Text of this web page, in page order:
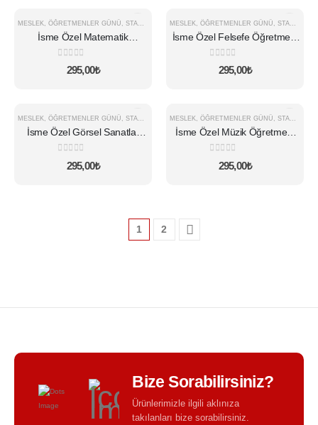
MESLEK ÖĞRETMENLER GÜNÜ STANDART KUPA
İsme Özel Matematik
Öğretmeni Kupa
5 üzerinden
295,00₺
MESLEK ÖĞRETMENLER GÜNÜ STANDART KUPA
İsme Özel Felsefe Öğretmeni
Kupa
5 üzerinden
295,00₺
MESLEK, ÖĞRETMENLER GÜNÜ , STANDART KUPA
İsme Özel Görsel Sanatlar
Öğretmeni Kupa
5 üzerinden
295,00₺
MESLEK, ÖĞRETMENLER GÜNÜ , STANDART KUPA
İsme Özel Müzik Öğretmeni
Kupa
5 üzerinden
295,00₺
1 2
Bize Sorabilirsiniz?
Ürünlerimizle ilgili aklınıza
takılanları bize sorabilirsiniz.